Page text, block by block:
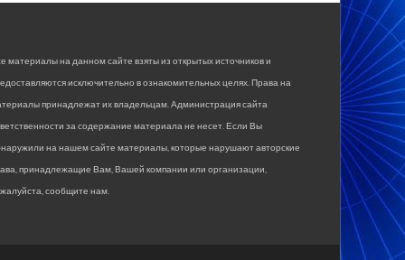
материалы на данном сайте взяты из открытых источников и
исключительно в ознакомительных целях. Права на
принадлежат их владельцам. Администрация сайта
за содержание материала не несет. Если Вы
на нашем сайте материалы, которые нарушают авторские
принадлежащие Вам, Вашей компании или организации,
сообщите нам.